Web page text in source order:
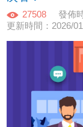
27508
發佈
更新時間：2026/